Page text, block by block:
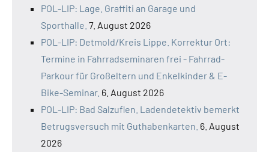
POL-LIP: Lage. Graffiti an Garage und
Sporthalle. 7. August 2026
POL-LIP: Detmold/Kreis Lippe. Korrektur Ort:
Termine in Fahrradseminaren frei - Fahrrad-
Parkour für Großeltern und Enkelkinder & E-
Bike-Seminar. 6. August 2026
POL-LIP: Bad Salzuflen. Ladendetektiv bemerkt
Betrugsversuch mit Guthabenkarten. 6. August
2026